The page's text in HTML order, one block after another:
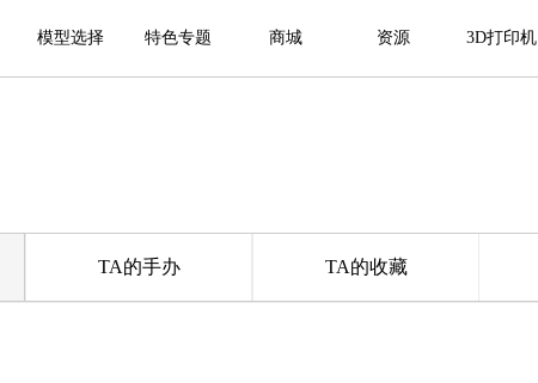
模型选择 特色专题 商城 资源 3D打印机
TA的手办 TA的收藏